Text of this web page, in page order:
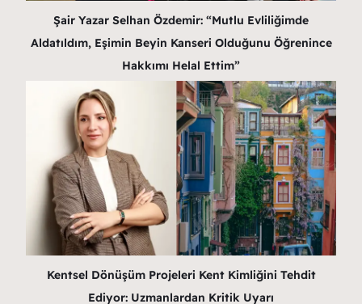
Şair Yazar Selhan Özdemir: “Mutlu Evliliğimde
Aldatıldım, Eşimin Beyin Kanseri Olduğunu Öğrenince
Hakkımı Helal Ettim”
Kentsel Dönüşüm Projeleri Kent Kimliğini Tehdit
Ediyor: Uzmanlardan Kritik Uyarı